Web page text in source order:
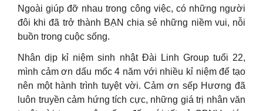
Ngoài giúp đỡ nhau trong công việc, có những người
đôi khi đã trở thành BẠN chia sẻ những niềm vui, nỗi
buồn trong cuộc sống.
Nhân dịp kỉ niệm sinh nhật Đài Linh Group tuổi 22,
mình cảm ơn dấu mốc 4 năm với nhiều kỉ niệm để tạo
nên một hành trình tuyệt vời. Cảm ơn sếp Hương đã
luôn truyền cảm hứng tích cực, những giá trị nhân văn